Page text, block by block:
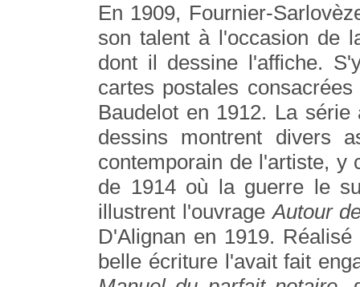
En 1909, Fournier-
son talent à l'occasion de
dont il dessine l'affiche.
cartes postales
Baudelot en 1912. La
dessins montrent divers
contemporain de l'artiste, y
de 1914 où la guerre le
illustrent l'ouvrageAutour
D'Alignan en 1919.
belle écriture l'avait fait